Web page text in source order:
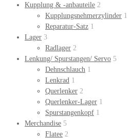
Kupplung & -anbauteile 2
Kupplungsnehmerzylinder 1
Reparatur-Satz 1
Lager 3
Radlager 2
Lenkung/ Spurstangen/ Servo 5
Dehnschlauch 1
Lenkrad 1
Querlenker 2
Querlenker-Lager 1
Spurstangenkopf 1
Merchandise 5
Flatee 2